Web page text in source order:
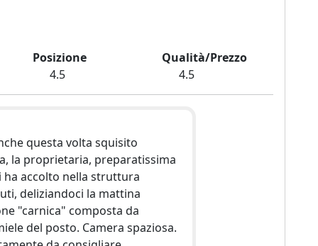
Posizione
4.5
Qualità/Prezzo
4.5
questa volta squisito
la proprietaria, preparatissima
ha accolto nella struttura
deliziandoci la mattina
"carnica" composta da
del posto. Camera spaziosa.